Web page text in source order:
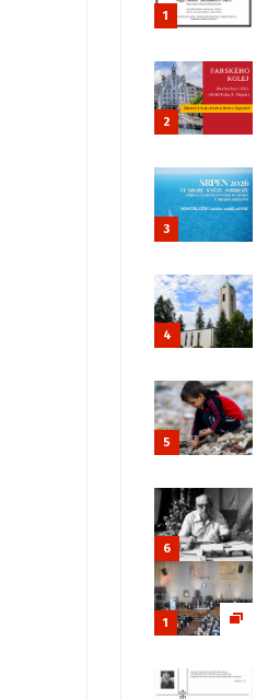
1
2
3
4
5
6
1